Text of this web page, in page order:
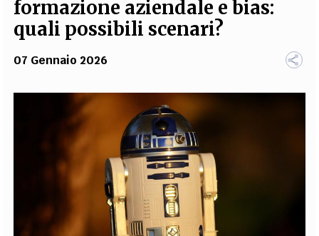
SCIENZA
TEAM
FILODIRITTO REDAZIONE COMITATO SCIENTIFICO
FOTOGRAFI
PARTNER COLLABORA CON NOI
EXTRA
formazione aziendale e bias:
quali possibili scenari?
07 Gennaio 2026